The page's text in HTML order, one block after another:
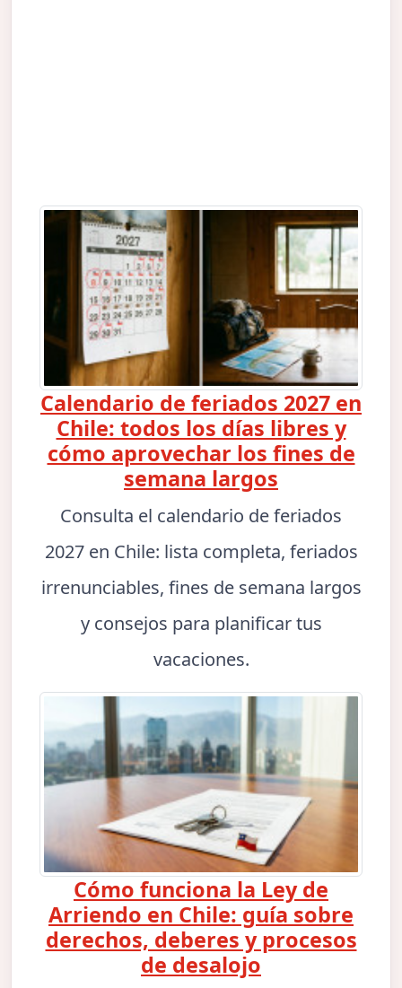
Calendario de feriados 2027 en
Chile: todos los días libres y
cómo aprovechar los fines de
semana largos
Consulta el calendario de feriados
2027 en Chile: lista completa, feriados
irrenunciables, fines de semana largos
y consejos para planificar tus
vacaciones.
Cómo funciona la Ley de
Arriendo en Chile: guía sobre
derechos, deberes y procesos
de desalojo